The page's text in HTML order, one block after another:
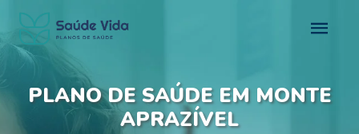
PLANO DE SAÚDE EM MONTE
APRAZÍVEL